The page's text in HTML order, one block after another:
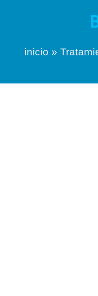
inicio »